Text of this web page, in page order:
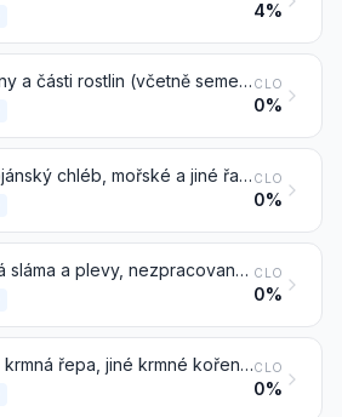
4%
Rostliny a části rostlin (včetně semen a plodů) používané zejména ve voňavkářství, ve farmacii nebo jako insekticidy, fungicidy nebo k podobným účelům, čerstvé, chlazené, zmrazené nebo sušené, též řezané, drcené nebo v prášku CLO
0%
Svatojánský chléb, mořské a jiné řasy, cukrová řepa a cukrová třtina, čerstvé, chlazené, zmrazené nebo sušené, též v prášku; ovocné pecky a jádra a jiné rostlinné produkty (včetně nepražených kořenů čekanky druhu Cichorium intybus sativum) používané zejména k lidskému požívání, jinde neuvedené ani nezahrnuté CLO
0%
Obilná sláma a plevy, nezpracované, též pořezané, pomleté, lisované nebo ve formě pelet CLO
0%
Tuřín, krmná řepa, jiné krmné kořeny, seno, vojtěška (alfalfa), jetel, vičenec ligrus, kapusta kadeřavá krmná, vlčí bob, vikev a podobné pícniny, též ve formě peletCLO
0%